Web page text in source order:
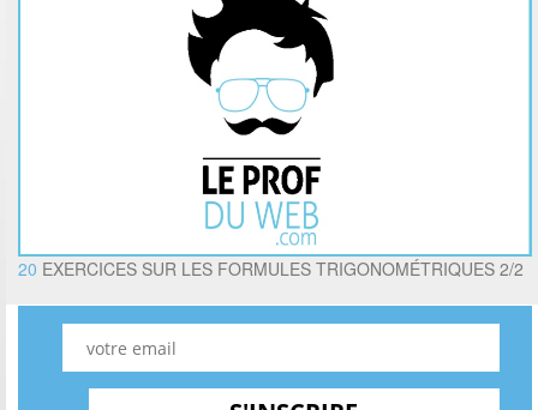
20 EXERCICES SUR LES FORMULES TRIGONOMÉTRIQUES 2/2